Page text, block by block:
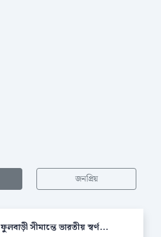
জনপ্রিয়
ফুলবাড়ী সীমান্তে ভারতীয় স্বর্ণ...